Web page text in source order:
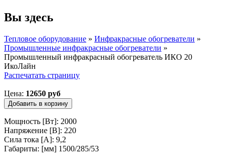
Вы здесь
Тепловое оборудование » Инфракрасные обогреватели »
Промышленные инфракрасные обогреватели »
Промышленный инфракрасный обогреватель ИКО 20
ИкоЛайн
Распечатать страницу
Цена: 12650 руб
Мощность [Вт]: 2000
Напряжение [В]: 220
Сила тока [А]: 9,2
Габариты: [мм] 1500/285/53